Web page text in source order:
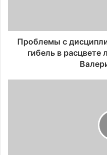
Проблемы с
гибель в расцвете